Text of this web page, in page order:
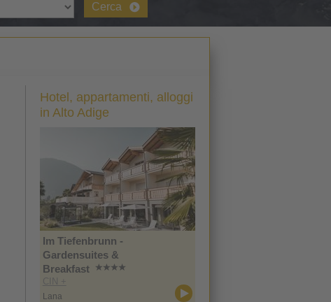
Cerca
Hotel, appartamenti, alloggi
in Alto Adige
Im Tiefenbrunn -
Gardensuites &
Breakfast
CIN +
Lana